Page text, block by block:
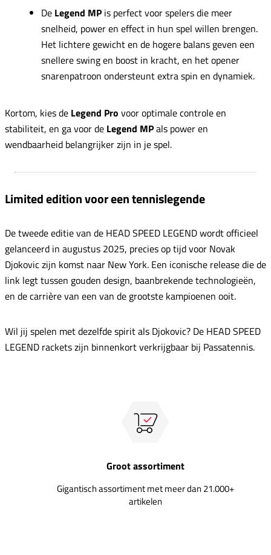
De Legend MP is perfect voor spelers die meer
snelheid, power en effect in hun spel willen brengen.
Het lichtere gewicht en de hogere balans geven een
snellere swing en boost in kracht, en het opener
snarenpatroon ondersteunt extra spin en dynamiek.
Kortom, kies de Legend Pro voor optimale controle en
stabiliteit, en ga voor de Legend MPals power en
wendbaarheid belangrijker zijn in je spel.
Limited edition voor een tennislegende
De tweede editie van de HEAD SPEED LEGEND wordt officieel
gelanceerd in augustus 2025, precies op tijd voor Novak
Djokovic zijn komst naar New York. Een iconische release die de
link legt tussen gouden design, baanbrekende technologieën,
en de carrière van een van de grootste kampioenen ooit.
Wil jij spelen met dezelfde spirit als Djokovic? De HEAD SPEED
LEGEND rackets zijn binnenkort verkrijgbaar bij Passatennis.
Groot assortiment
Gigantisch assortiment met meer dan 21.000+
artikelen